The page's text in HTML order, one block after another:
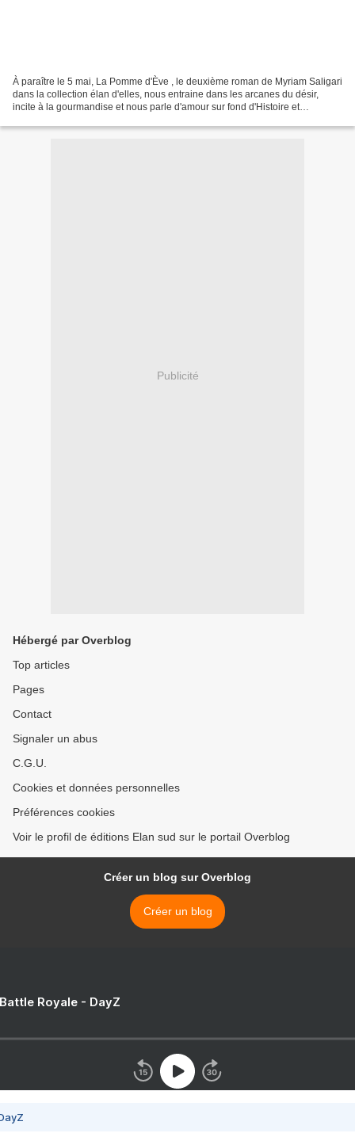
À paraître le 5 mai, La Pomme d'Ève , le deuxième roman de Myriam Saligari
dans la collection élan d'elles, nous entraine dans les arcanes du désir,
incite à la gourmandise et nous parle d'amour sur fond d'Histoire et
Publicité
Hébergé par Overblog
Top articles
Pages
Contact
Signaler un abus
C.G.U.
Cookies et données personnelles
Préférences cookies
Voir le profil de éditions Elan sud sur le portail Overblog
Créer un blog sur Overblog
Créer un blog
Royale - DayZ